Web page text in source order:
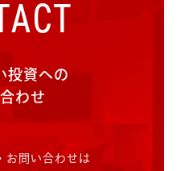
投資への
わせ
お問い合わせは